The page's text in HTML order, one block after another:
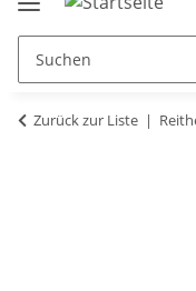
Zurück zur Liste